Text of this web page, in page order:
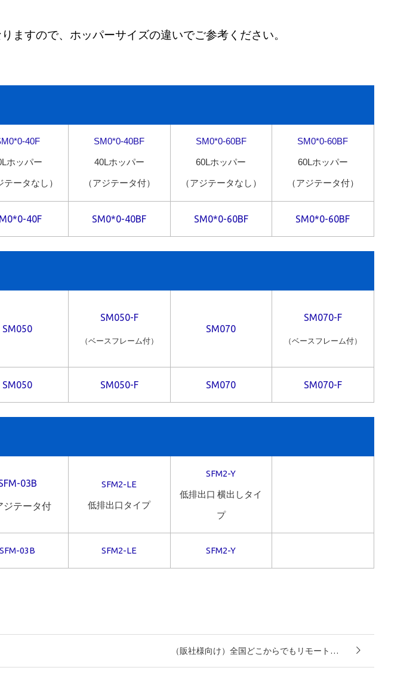
ますので、 ホッパーサイズの違いでご参考ください。
40F
ホッパー
テータなし）
SM0*0-40BF
40Lホッパー
（アジテータ付）
SM0*0-60BF
60Lホッパー
（アジテータなし）
SM0*0-60BF
60Lホッパー
（アジテータ付）
40F SM0*0-40BF SM0*0-60BF SM0*0-60BF
SM050
SM050-F
（ベースフレーム付）
SM070
SM070-F
（ベースフレーム付）
SM050 SM050-F SM070 SM070-F
03B
ジテータ付
SFM2-LE
低排出口タイプ
SFM2-Y
低排出口 横出しタイ
プ
SFM-03B SFM2-LE SFM2-Y
（販社様向け）全国どこからでもリモート…